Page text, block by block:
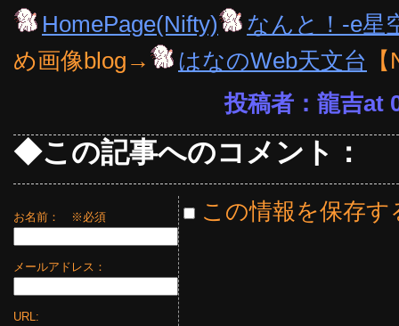
HomePage(Nifty)
なんと！-e星
め画像blog→
はなのWeb天文台
投稿者：龍吉at
◆この記事へのコメント：
お名前： ※必須
メールアドレス：
URL:
この情報を保存す